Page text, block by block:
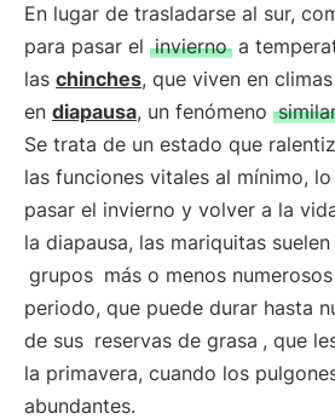
En lugar de trasladarse al sur,
para pasar el invierno a
las chinches, que viven en
en diapausa, un fenómeno
Se trata de un estado que
las funciones vitales al mínimo,
pasar el invierno y volver a la
la diapausa, las mariquitas
grupos más o menos
periodo, que puede durar hasta
de sus reservas de grasa , que
la primavera, cuando los
abundantes.